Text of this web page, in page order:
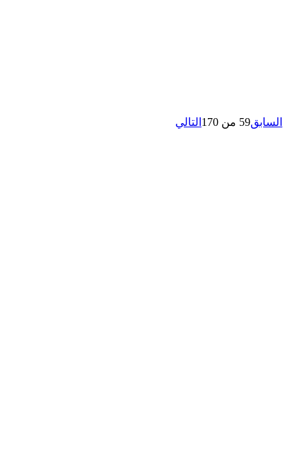
السابق59 من 170 التالي